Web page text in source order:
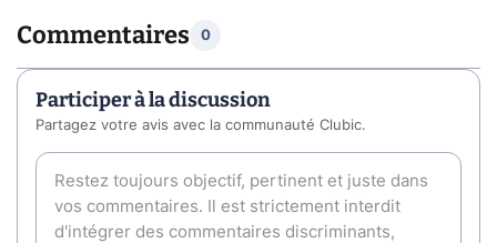
Commentaires 0
Participer à la discussion
Partagez votre avis avec la communauté Clubic.